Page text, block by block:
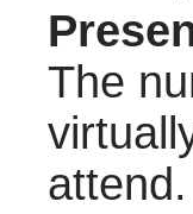
The
attend.